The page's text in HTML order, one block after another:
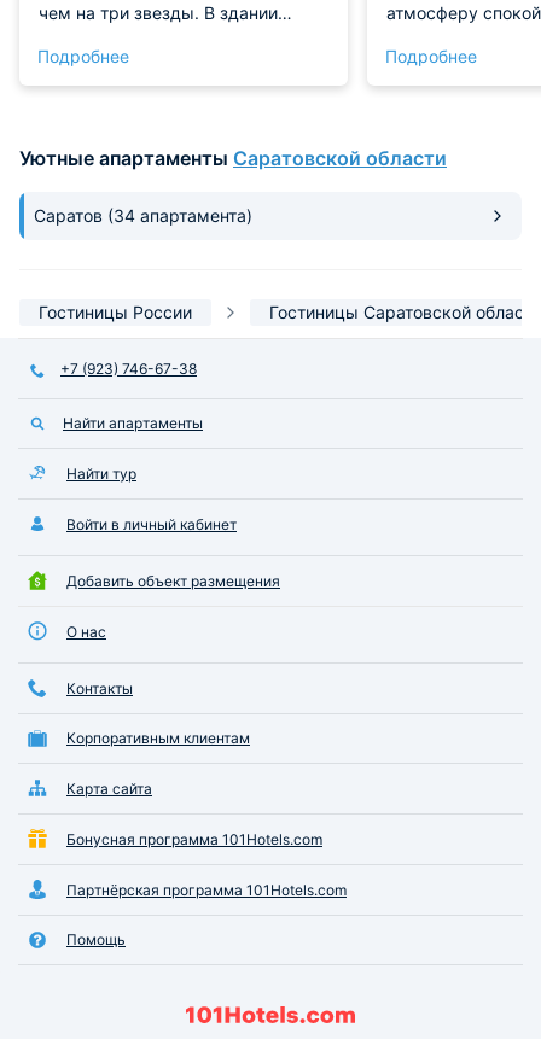
чем на три звезды. В здании
есть сауны и бассейн, но не
ходил. Расположение отличное.
Подробнее
атмосферу
оперативности,
документы почти
позволило нам
прекрасным
Подробнее
Уютные апартаменты Саратовской области
Саратов (34 апартамента)
Гостиницы России Гостиницы Саратовской области
+7 (923) 746-67-38
Найти апартаменты
Найти тур
Войти в личный кабинет
Добавить объект размещения
О нас
Контакты
Корпоративным клиентам
Карта сайта
Бонусная программа 101Hotels.com
Партнёрская программа 101Hotels.com
Помощь